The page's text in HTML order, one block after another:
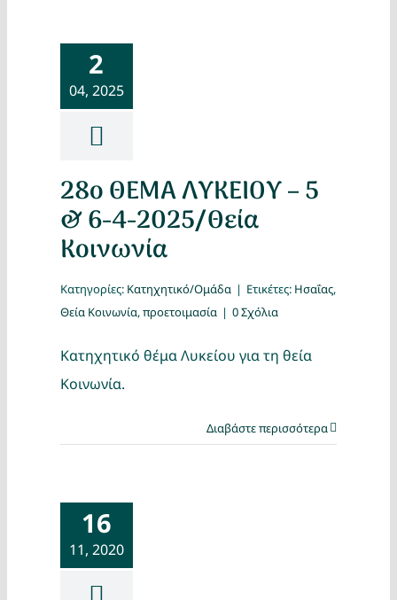
2
04, 2025
28ο ΘΕΜΑ ΛΥΚΕΙΟΥ – 5
& 6-4-2025/Θεία
Κοινωνία
Κατηγορίες: Κατηχητικό/Ομάδα | Ετικέτες: Ησαΐας,
Θεία Κοινωνία,προετοιμασία | 0 Σχόλια
Κατηχητικό θέμα Λυκείου για τη θεία
Κοινωνία.
Διαβάστε περισσότερα
16
11, 2020